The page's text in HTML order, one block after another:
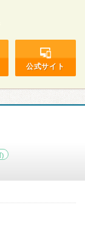
公式サイト
)